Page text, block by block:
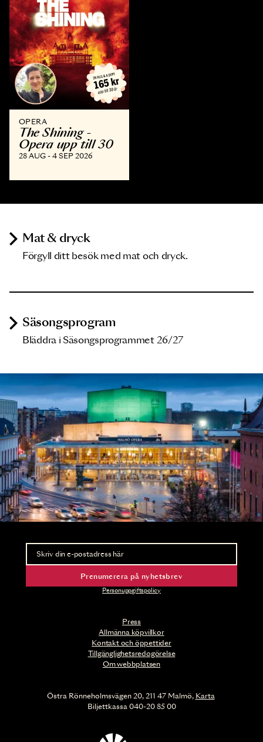
OPERA
The Shining -
Opera upp till 30
28 AUG - 4 SEP 2026
Mat & dryck
Förgyll ditt besök med mat och dryck.
Säsongsprogram
Bläddra i Säsongsprogrammet 26/27
Press
Allmänna köpvillkor
Kontakt och öppettider
Tillgänglighetsredogörelse
Om webbplatsen
Nyhetsbrev
Ta del av förhandsinformation och biljettsläpp.
Prenumerera på nyhetsbrev
Personuppgiftspolicy
Östra Rönneholmsvägen 20, 211 47 Malmö, Karta
Biljettkassa 040-20 85 00